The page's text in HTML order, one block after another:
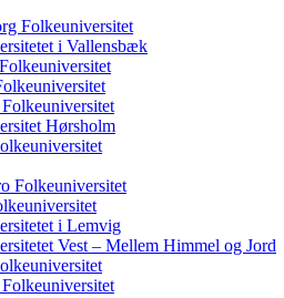
Folkeuniversitet
i Vallensbæk
Hørsholm
Folkeuniversitet
i Lemvig
Vest – Mellem Himmel og Jord